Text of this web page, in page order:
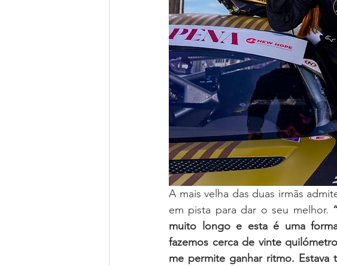
A mais velha das duas irmãs
em pista para dar o seu melhor.
muito longo e esta é uma
fazemos cerca de vinte
me permite ganhar ritmo.